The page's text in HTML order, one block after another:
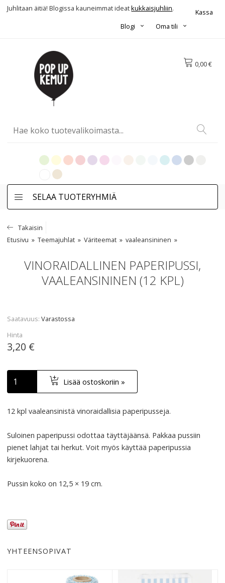
Juhlitaan äitiä! Blogissa kauneimmat ideatkukkaisjuhliin.
Kassa
Oma tili
Blogi
0,00 €
SELAA TUOTERYHMIÄ
Takaisin
Etusivu
Teemajuhlat Väriteemat vaaleansininen
VINORAIDALLINEN PAPERIPUSSI,
VAALEANSININEN (12 KPL)
Saatavuus Varastossa
Hinta
3,20 €
Lisää ostoskoriin »
12 kpl vaaleansinistä vinoraidallisia paperipusseja.
Suloinen paperipussi odottaa täyttäjäänsä. Pakkaa pussiin
pienet lahjat tai herkut. Voit myös käyttää paperipussia
kirjekuorena.
Pussin koko on 12,5 × 19 cm.
YHTEENSOPIVAT